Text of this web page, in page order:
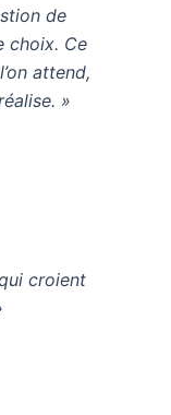
de
choix. Ce
attend,
»
croient